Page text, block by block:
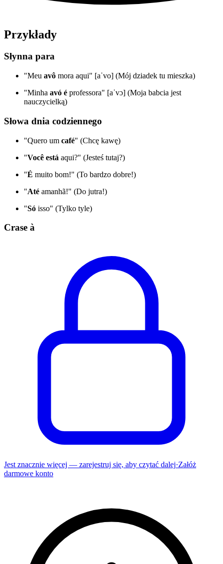
Przykłady
Słynna para
"Meu avô mora aqui" [aˈvo] (Mój dziadek tu mieszka)
"Minha avó é professora" [aˈvɔ] (Moja babcia jest
nauczycielką)
Słowa dnia codziennego
"Quero um café" (Chcę kawę)
"Você está aqui?" (Jesteś tutaj?)
"É muito bom!" (To bardzo dobre!)
"Até amanhã!" (Do jutra!)
"Só isso" (Tylko tyle)
Crase à
Jest znacznie więcej — zarejestruj się, aby czytać dalej·Załóż
darmowe konto